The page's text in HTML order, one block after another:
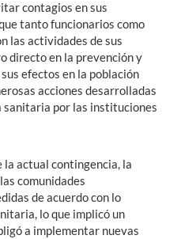
contagios en sus
tanto funcionarios como
las actividades de sus
directo en la prevención y
efectos en la población
acciones desarrolladas
por las instituciones
la actual contingencia, la
comunidades
de acuerdo con lo
lo que implicó un
a implementar nuevas